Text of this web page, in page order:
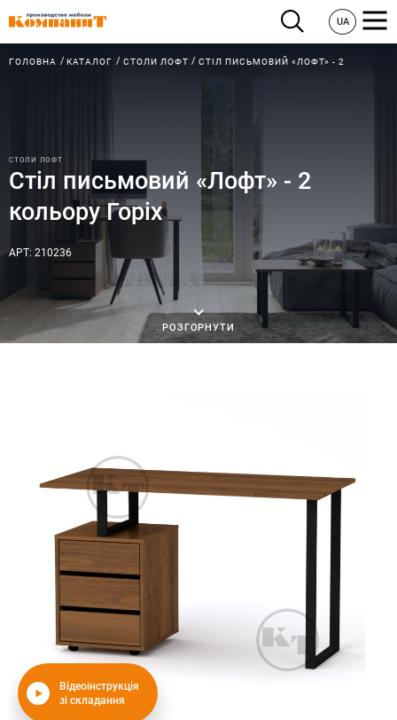
UA
ГОЛОВНА КАТАЛОГ СТОЛИ ЛОФТ СТІЛ ПИСЬМОВИЙ «ЛОФТ» - 2
СТОЛИ ЛОФТ
Стіл письмовий «Лофт» - 2
кольору Горіх
АРТ: 210236
РОЗГОРНУТИ
Відеоінструкція
зі складання